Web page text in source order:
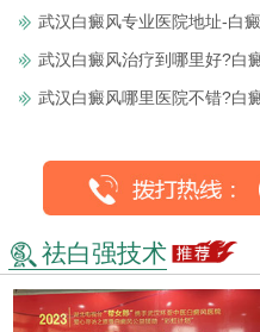
武汉白癜风专业医院地址-白
武汉白癜风治疗到哪里好?白
武汉白癜风哪里医院不错?白
祛白强技术